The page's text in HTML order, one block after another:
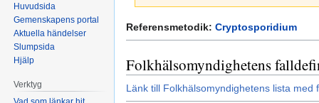
Hoppa
till
navigering
Hoppa
till
Referensmetodik: Cryptosporidium
Folkhälsomyndighetens
Länk till Folkhälsomyndighetens lista
Huvudsida
Gemenskapens portal
Aktuella händelser
Slumpsida
Hjälp
Verktyg